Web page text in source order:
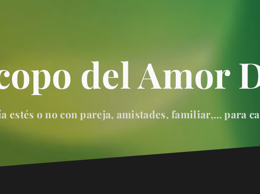
del Amor
estés o no con pareja, amistades, familiar,… para